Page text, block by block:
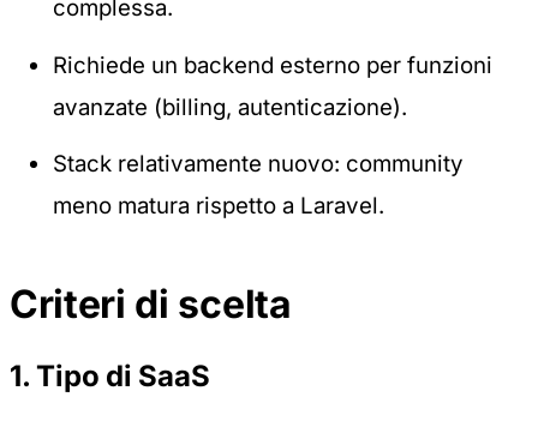
complessa.
Richiede un backend esterno per funzioni
avanzate (billing, autenticazione).
Stack relativamente nuovo: community
meno matura rispetto a Laravel.
Criteri di scelta
1. Tipo di SaaS